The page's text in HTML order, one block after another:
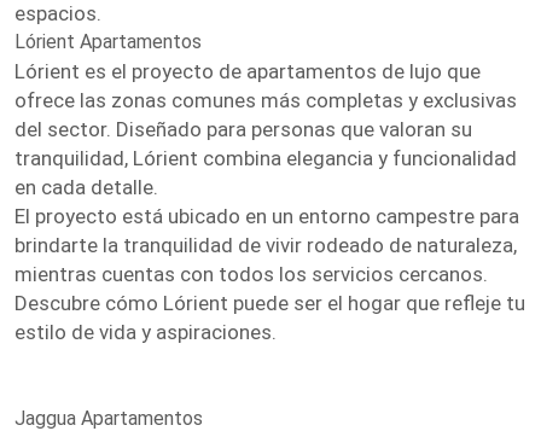
espacios.
Lórient Apartamentos
Lórient es el proyecto de apartamentos de lujo que
ofrece las zonas comunes más completas y exclusivas
del sector. Diseñado para personas que valoran su
tranquilidad, Lórient combina elegancia y funcionalidad
en cada detalle.
El proyecto está ubicado en un entorno campestre para
brindarte la tranquilidad de vivir rodeado de naturaleza,
mientras cuentas con todos los servicios cercanos.
Descubre cómo Lórient puede ser el hogar que refleje tu
estilo de vida y aspiraciones.
Jaggua Apartamentos